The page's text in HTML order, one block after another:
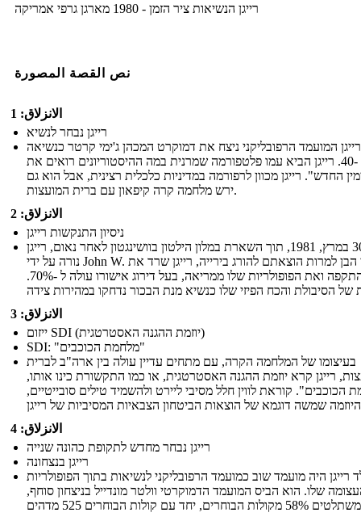
רייגן הנשיאות ציר הזמן - 1980 מארגן גרפי אמריקה
نص القصة المصورة
الانزلاق: 1
רייגן נבחר לנשיא
רייגן המועמד הרפובליקני ניצח את דמוקרט המכהן ג'ימי קרטר כנשיאה
ה -40. רייגן הביא עמו פלטפורמה שמרנית במה ההיסטוריונים רואים את
החדש". רייגן מכוון לרפורמה במדיניות כלכלית רצינית, אבל הוא גם
ירש מלחמה קרה קיפאון עם ברית המועצות.
الانزلاق: 2
ניסיון התנקשות רייגן
ב- 30 במרץ, 1981, תוך השארת במלון הילטון בוושינגטון לאחר נאום, רייגן
נורה על ידי John W. הינקלי הבן למרות הוצאתם להורג בירייה, רייגן שרד את
ההתקפה ואת הפופולריות שלו ממריאה, בעל דירוג אישורו עולה ל -70%.
الانزلاق: 3
ייזום SDI (יוזמת ההגנה האסטרטגית)
SDI: "מלחמת הכוכבים"
בעיצומו של המלחמה הקרה, עם מתחים עדיין עולה בין ארה"ב לברית
רייגן קרא יוזמת ההגנה האסטרטגית, או כמו התקשורת כינו אותו,
הכוכבים". קוראת לווין חלל מסיבי ליירט ולהשמיד טילים סובייטיים,
الانزلاق: 4
רייגן נבחר מחדש לתקופת כהונה שנייה
רייגן בנצחונה
רייגן היה מועמד שוב כמועמד הרפובליקני לנשיאות בתוך הפופולריות
שלו. הוא הביס המועמד הדמוקרטי וולטר מונדייל בניצחון סוחף,